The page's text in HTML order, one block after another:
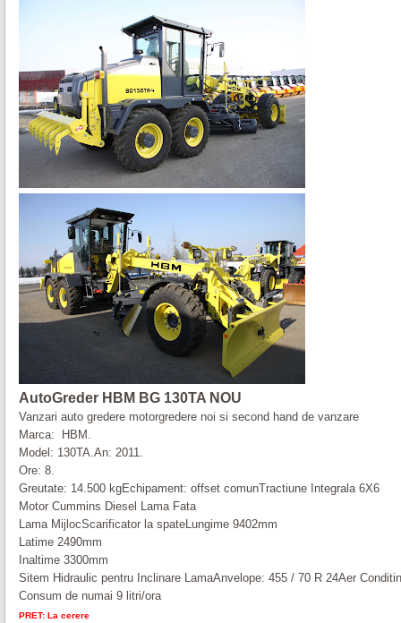
AutoGreder HBM BG 130TA NOU
Vanzari auto gredere motorgredere noi si second hand de vanzare
Marca: HBM.
Model: 130TA. An: 2011.
Ore: 8.
Greutate: 14.500 kgEchipament: offset comunTractiune Integrala 6X6
Motor Cummins Diesel Lama Fata
Lama MijlocScarificator la spateLungime 9402mm
Latime 2490mm
Inaltime 3300mm
Sitem Hidraulic pentru Inclinare LamaAnvelope: 455 / 70 R 24Aer
Consum de numai 9 litri/ora
PRET: La cerere